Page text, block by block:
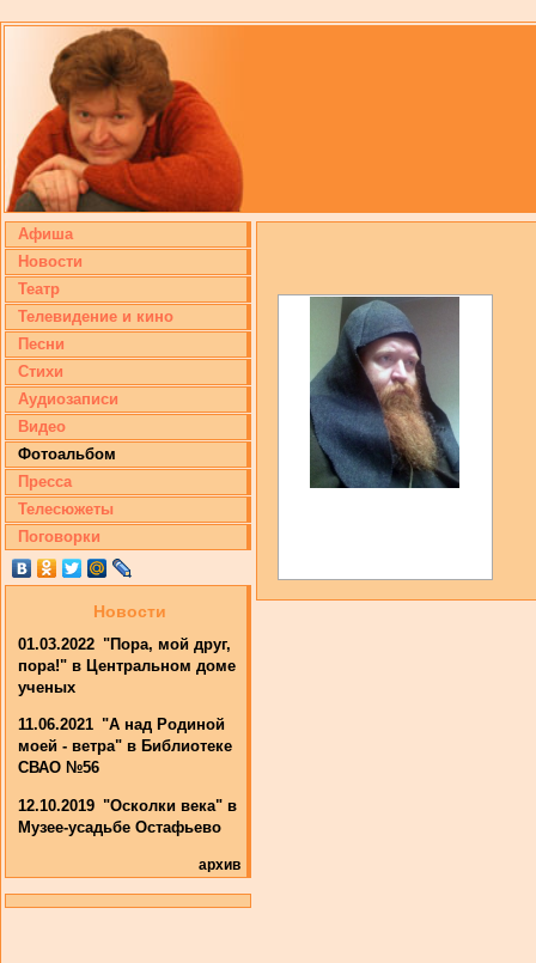
Афиша
Новости
Театр
Телевидение и кино
Песни
Стихи
Аудиозаписи
Видео
Фотоальбом
Пресса
Телесюжеты
Поговорки
Новости
01.03.2022 "Пора, мой друг,
пора!" в Центральном доме
ученых
11.06.2021 "А над Родиной
моей - ветра" в Библиотеке
СВАО №56
12.10.2019 "Осколки века" в
Музее-усадьбе Остафьево
архив